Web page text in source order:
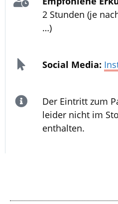
2 Stunden (je
…)
Social Media:
Der Eintritt zum
leider nicht im
enthalten.